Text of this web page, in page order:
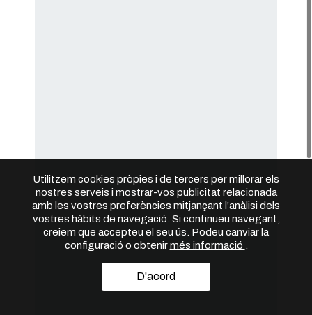
Utilitzem cookies pròpies i de tercers per millorar els
nostres serveis i mostrar-vos publicitat relacionada
amb les vostres preferències mitjançant l’anàlisi dels
vostres hàbits de navegació. Si continueu navegant,
creiem que accepteu el seu ús. Podeu canviar la
configuració o obtenirmés informació
D'acord